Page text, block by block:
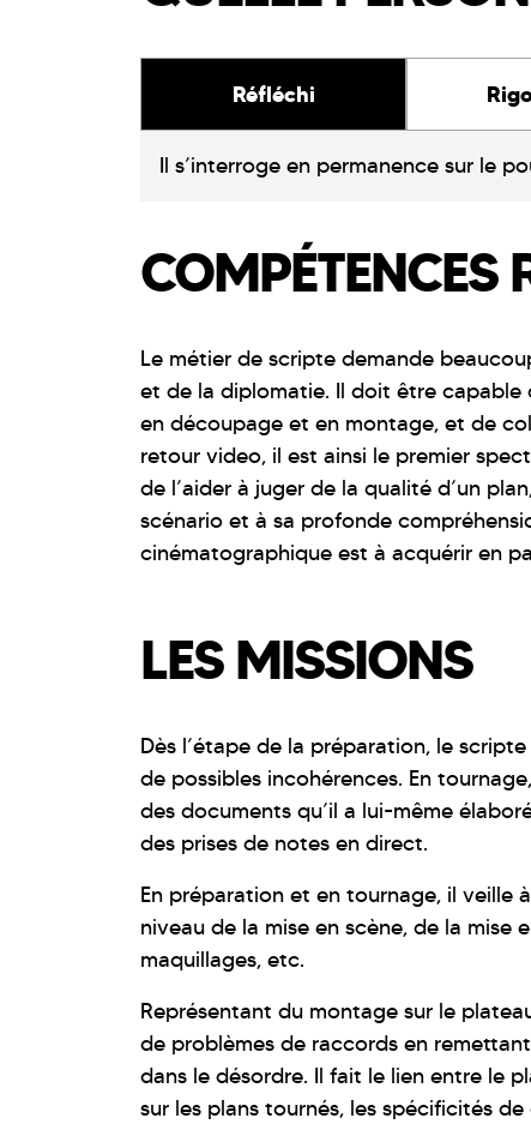
Réfléchi
Il s’interroge en permanence sur le
COMPÉTENCES
Le métier de scripte demande
et de la diplomatie. Il doit être capable
en découpage et en montage, et de
retour video, il est ainsi le premier
de l’aider à juger de la qualité d’un
scénario et à sa profonde
cinématographique est à acquérir en
LES MISSIONS
Dès l’étape de la préparation, le
de possibles incohérences. En
des documents qu’il a lui-même
des prises de notes en direct.
En préparation et en tournage, il
niveau de la mise en scène, de la mise
maquillages, etc.
Représentant du montage sur le
de problèmes de raccords en
dans le désordre. Il fait le lien entre le
sur les plans tournés, les spécificités